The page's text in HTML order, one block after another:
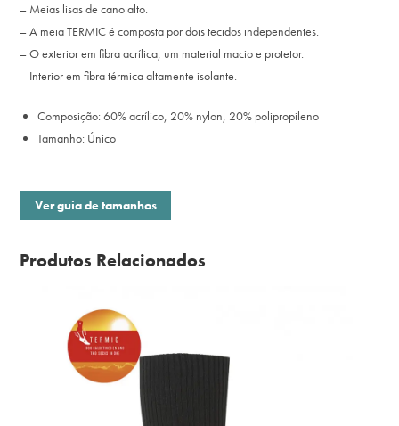
– Meias lisas de cano alto.
– A meia TERMIC é composta por dois tecidos independentes.
– O exterior em fibra acrílica, um material macio e protetor.
– Interior em fibra térmica altamente isolante.
Composição: 60% acrílico, 20% nylon, 20% polipropileno
Tamanho: Único
Ver guia de tamanhos
Produtos Relacionados